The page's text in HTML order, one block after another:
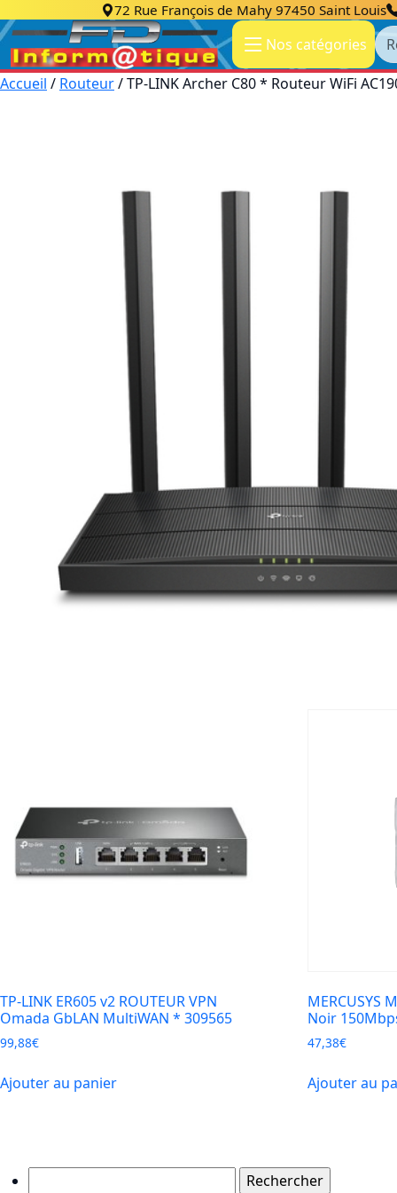
72 Rue François de Mahy 97450 Saint Louis
Nos catégories
Accueil / Routeur/ TP-LINK Archer C80 * Routeur WiFi
TP-LINK ER605 v2 ROUTEUR VPN
Omada GbLAN MultiWAN * 309565
99,88€
Ajouter au panier
MERCUSYS
Noir
47,38€
Ajouter au